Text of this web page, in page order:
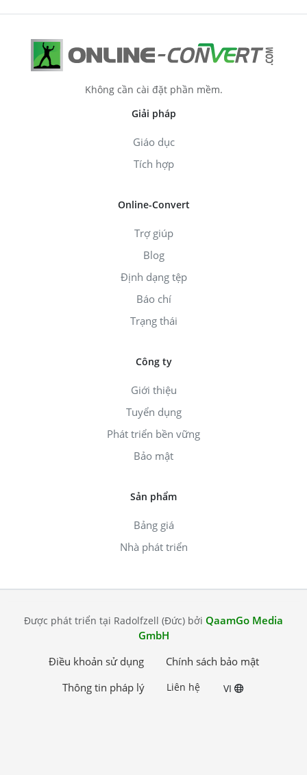
Không cần cài đặt phần mềm.
Giải pháp
Giáo dục
Tích hợp
Online-Convert
Trợ giúp
Blog
Định dạng tệp
Báo chí
Trạng thái
Công ty
Giới thiệu
Tuyển dụng
Phát triển bền vững
Bảo mật
Sản phẩm
Bảng giá
Nhà phát triển
Được phát triển tại Radolfzell (Đức) bởi QaamGo Media
GmbH
Điều khoản sử dụng
Chính sách bảo mật
Thông tin pháp lý
Liên hệ VI